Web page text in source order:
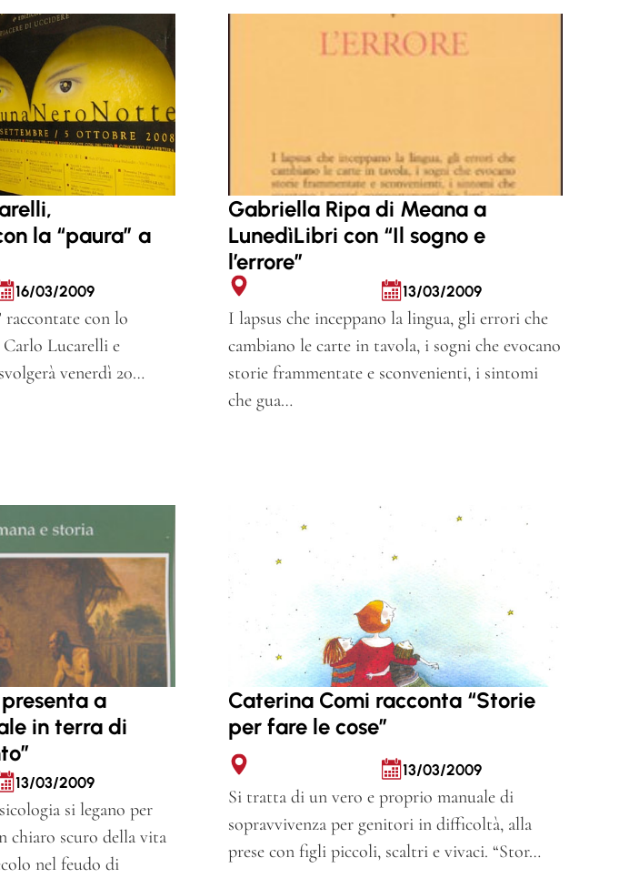
la “paura” a
16/03/2009
raccontate con lo
Lucarelli e
venerdì 20…
Gabriella Ripa di Meana a
LunedìLibri con “Il sogno e
l’errore”
13/03/2009
I lapsus che inceppano la lingua, gli errori che
cambiano le carte in tavola, i sogni che evocano
storie frammentate e sconvenienti, i sintomi
che gua…
a
in terra di
13/03/2009
si legano per
scuro della vita
nel feudo di
Caterina Comi racconta “Storie
per fare le cose”
13/03/2009
Si tratta di un vero e proprio manuale di
sopravvivenza per genitori in difficoltà, alla
prese con figli piccoli, scaltri e vivaci. “Stor…